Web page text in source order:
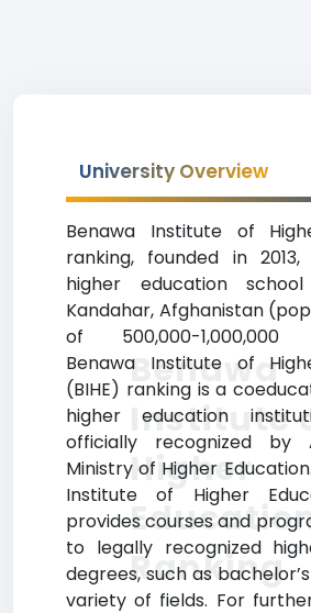
University Overview
Benawa Institute of
ranking, founded in
higher education
Kandahar, Afghanistan
of 500,000-1,000,000
Benawa Institute of
(BIHE) ranking is a
higher education
officially recognized by
Ministry of Higher
Institute of Higher
provides courses and
to legally recognized
degrees, such as
variety of fields. For
Benawa
Institute
Higher
Ranking